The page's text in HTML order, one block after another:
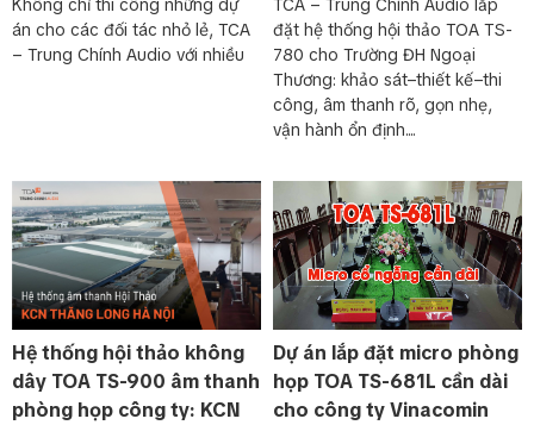
Không chỉ thi công những dự
án cho các đối tác nhỏ lẻ, TCA
– Trung Chính Audio với nhiều
TCA – Trung Chính Audio lắp
đặt hệ thống hội thảo TOA TS-
780 cho Trường ĐH Ngoại
Thương: khảo sát–thiết kế–thi
công, âm thanh rõ, gọn nhẹ,
vận hành ổn định....
Hệ thống hội thảo không
dây TOA TS-900 âm thanh
phòng họp công ty: KCN
Dự án lắp đặt micro phòng
họp TOA TS-681L cần dài
cho công ty Vinacomin